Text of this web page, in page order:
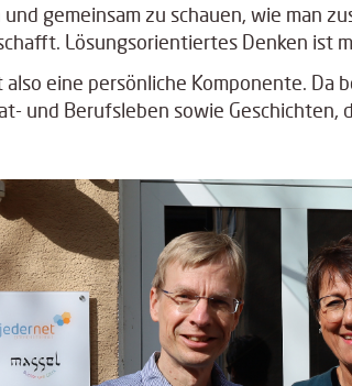
gemeinsam zu schauen, wie man
Lösungsorientiertes Denken ist
also eine persönliche Komponente. Da
und Berufsleben sowie Geschichten,